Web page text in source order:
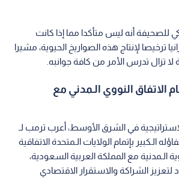
للصحيفة أنه ليس متأكدا مما إذا كانت
ترخيصا لإنتاج هذه الصواريخ الحيوية، مشيرا
لا تزال تدرس الأمر من كافة جوانبه.
الاتفاق النووي الـمدني مع
في الشرق الأوسط، أعرب ترمب لـ
الـكبير بإتمام الولايات الـمتحدة الاتفاقية
الـمدنية مع المملكة العربية السعودية،
لتعزيز الشراكة والاستقرار الاقتصادي